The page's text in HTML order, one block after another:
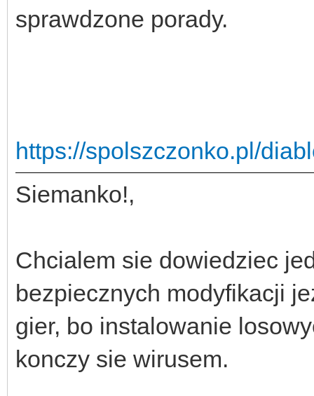
sprawdzone porady.
https://spolszczonko.pl/
Siemanko!,
Chcialem sie dowiedziec
bezpiecznych modyfikacji
gier, bo instalowanie
konczy sie wirusem.